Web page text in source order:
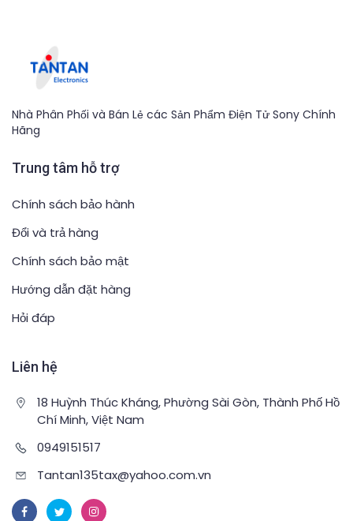
Nhà Phân Phối và Bán Lẻ các Sản Phẩm Điện Tử Sony Chính
Hãng
Trung tâm hỗ trợ
Chính sách bảo hành
Đổi và trả hàng
Chính sách bảo mật
Hướng dẫn đặt hàng
Hỏi đáp
Liên hệ
18 Huỳnh Thúc Kháng, Phường Sài Gòn, Thành Phố Hồ
Chí Minh, Việt Nam
0949151517
Tantan135tax@yahoo.com.vn